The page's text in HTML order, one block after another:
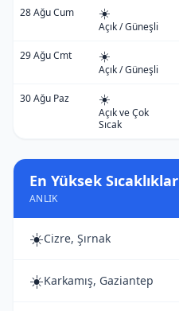
28 Ağu Cum ☀️
Açık / Güneşli
29 Ağu Cmt ☀️
Açık / Güneşli
30 Ağu Paz ☀️
Açık ve Çok
Sıcak
En Yüksek Sıcaklıklar
ANLIK
☀️Cizre, Şırnak
☀️Karkamış, Gaziantep